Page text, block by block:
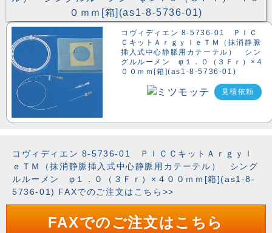
コヴィディエン 8-5736-01 ＰＩＣ
ＣキットＡｒｇｙｌｅＴＭ（抹消静脈
挿入式中心静脈用カテーテル） シン
グルルーメン φ１．０（３Ｆｒ）×４
００ｍｍ[箱](as1-8-5736-01)
見積依頼
コヴィディエン 8-5736-01 ＰＩＣＣキットＡｒｇｙｌ
ｅＴＭ（抹消静脈挿入式中心静脈用カテーテル） シング
ルルーメン φ１．０（３Ｆｒ）×４００ｍｍ[箱](as1-8-
5736-01) FAXでのご注文はこちら>>
FAXでのご注文はこちら